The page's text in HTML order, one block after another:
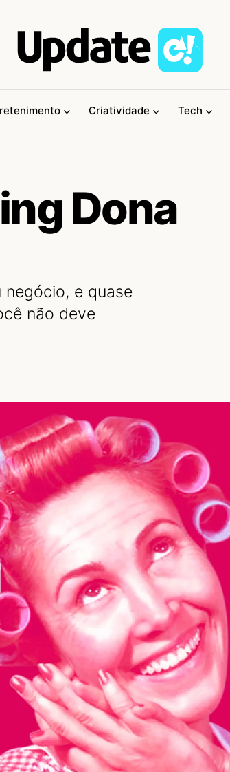
Criatividade Tech
Dona
negócio, e quase
não deve